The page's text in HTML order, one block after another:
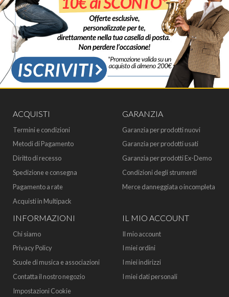
ACQUISTI
Termini e condizioni
Metodi di Pagamento
Diritto di recesso
Spedizione e consegna
Pagamento a rate
Acquisti in Multipack
GARANZIA
Garanzia per prodotti nuovi
Garanzia per prodotti usati
Garanzia per prodotti Ex-Demo
Condizioni degli strumenti
Merce danneggiata o incompleta
INFORMAZIONI
Chi siamo
Privacy Policy
Scuole di musica e associazioni
Contatta il nostro negozio
Impostazioni Cookie
IL MIO ACCOUNT
Il mio account
I miei ordini
I miei indirizzi
I miei dati personali